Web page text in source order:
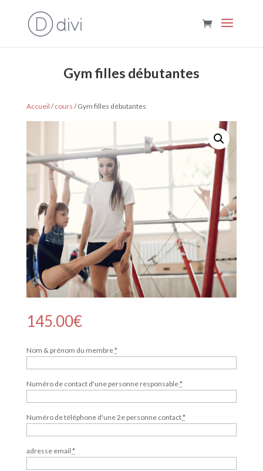
Gym filles débutantes
Accueil /cours / Gym filles débutantes
145.00€
Nom & prénom du membre*
Numéro de contact d'une personne responsable*
Numéro de téléphone d'une 2e personne contact*
adresse email *